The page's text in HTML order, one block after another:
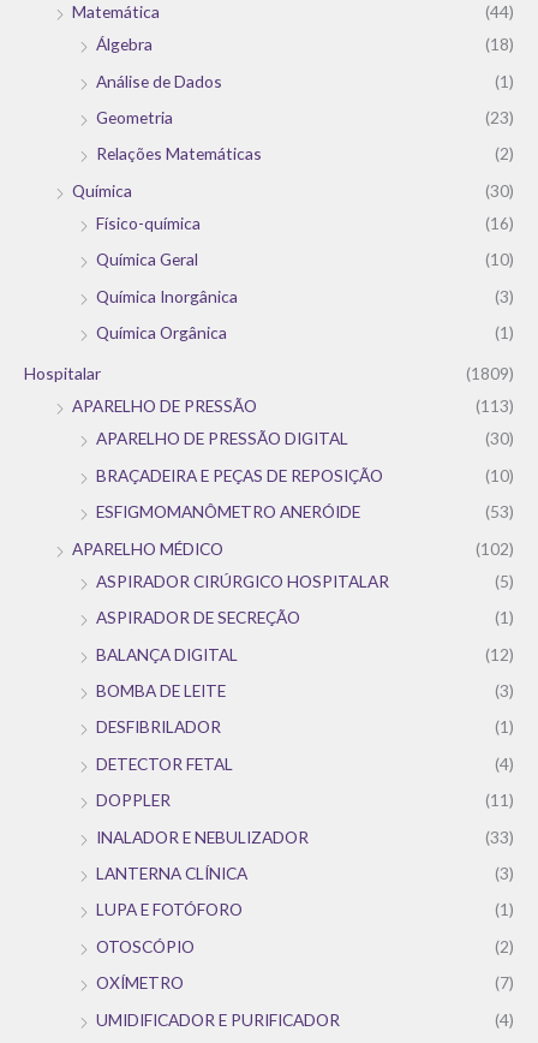
Matemática
(44)
Álgebra
(18)
Análise de Dados
(1)
Geometria
(23)
Relações Matemáticas
(2)
Química
(30)
Físico-química
(16)
Química Geral
(10)
Química Inorgânica
(3)
Química Orgânica
(1)
Hospitalar
(1809)
APARELHO DE PRESSÃO
(113)
APARELHO DE PRESSÃO DIGITAL
(30)
BRAÇADEIRA E PEÇAS DE REPOSIÇÃO
(10)
ESFIGMOMANÔMETRO ANERÓIDE
(53)
APARELHO MÉDICO
(102)
ASPIRADOR CIRÚRGICO HOSPITALAR
(5)
ASPIRADOR DE SECREÇÃO
(1)
BALANÇA DIGITAL
(12)
BOMBA DE LEITE
(3)
DESFIBRILADOR
(1)
DETECTOR FETAL
(4)
DOPPLER
(11)
INALADOR E NEBULIZADOR
(33)
LANTERNA CLÍNICA
(3)
LUPA E FOTÓFORO
(1)
OTOSCÓPIO
(2)
OXÍMETRO
(7)
UMIDIFICADOR E PURIFICADOR
(4)